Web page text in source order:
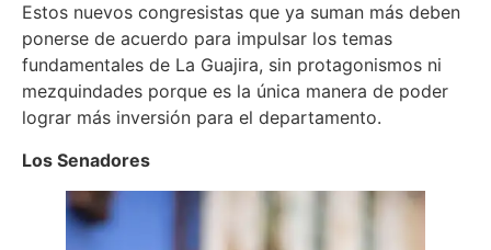
Estos nuevos congresistas que ya suman más deben
ponerse de acuerdo para impulsar los temas
fundamentales de La Guajira, sin protagonismos ni
mezquindades porque es la única manera de poder
lograr más inversión para el departamento.
Los Senadores